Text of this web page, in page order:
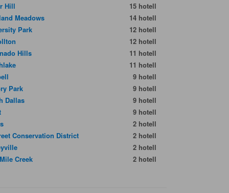
Hill
15 hotell
Meadows
14 hotell
Park
12 hotell
12 hotell
Hills
11 hotell
11 hotell
9 hotell
Park
9 hotell
Dallas
9 hotell
9 hotell
2 hotell
Conservation District
2 hotell
2 hotell
Creek
2 hotell